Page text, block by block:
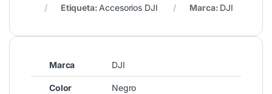
Etiqueta: Accesorios DJI Marca: DJI
Marca DJI
Color Negro